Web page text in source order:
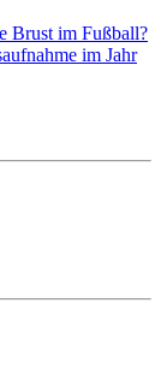
Brust im Fußball?
im Jahr